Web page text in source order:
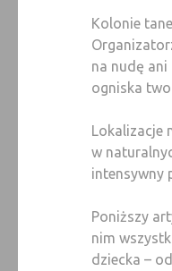
Kolonie
na nudę
ogniska
Lokalizacje
w
intensywny
Poniższy
nim
dziecka –